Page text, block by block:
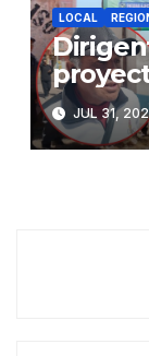
LOCAL
salida
JUL 31,